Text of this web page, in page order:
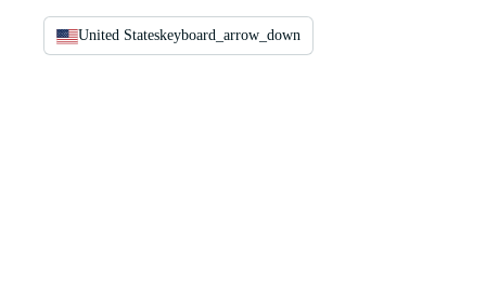
United Stateskeyboard_arrow_down